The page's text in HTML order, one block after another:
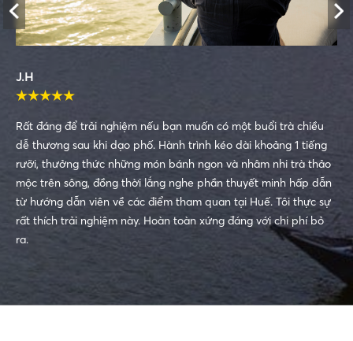
J.H
★★★★★
Rất đáng để trải nghiệm nếu bạn muốn có một buổi trà chiều
dễ thương sau khi dạo phố. Hành trình kéo dài khoảng 1 tiếng
rưỡi, thưởng thức những món bánh ngon và nhâm nhi trà thảo
mộc trên sông, đồng thời lắng nghe phần thuyết minh hấp dẫn
từ hướng dẫn viên về các điểm tham quan tại Huế. Tôi thực sự
rất thích trải nghiệm này. Hoàn toàn xứng đáng với chi phí bỏ
ra.